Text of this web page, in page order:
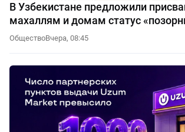
В Узбекистане предложили
махаллям и домам статус
ОбществоВчера, 08:45